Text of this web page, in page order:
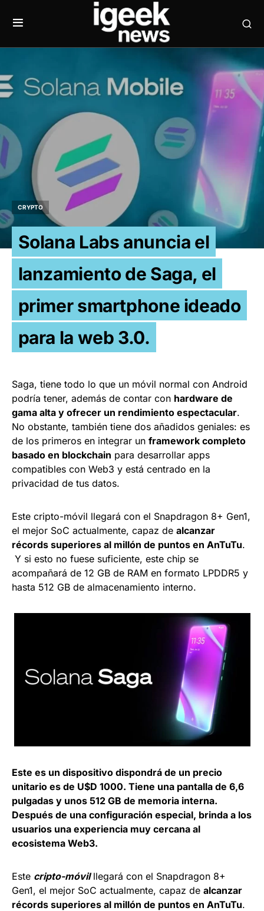
CRYPTO
Solana Labs anuncia el
lanzamiento de Saga, el
primer smartphone ideado
para la web 3.0.
Saga, tiene todo lo que un móvil normal con Android
podría tener, además de contar con hardware de
gama alta y ofrecer un rendimiento espectacular.
No obstante, también tiene dos añadidos geniales: es
de los primeros en integrar un framework completo
basado en blockchain para desarrollar apps
compatibles con Web3 y está centrado en la
privacidad de tus datos.
Este cripto-móvil llegará con el Snapdragon 8+ Gen1,
el mejor SoC actualmente, capaz de alcanzar
récords superiores al millón de puntos en AnTuTu.
Y si esto no fuese suficiente, este chip se
acompañará de 12 GB de RAM en formato LPDDR5 y
hasta 512 GB de almacenamiento interno.
Este es un dispositivo dispondrá de un precio
unitario es de U$D 1000. Tiene una pantalla de 6,6
pulgadas y unos 512 GB de memoria interna.
Después de una configuración especial, brinda a los
usuarios una experiencia muy cercana al
ecosistema Web3.
Este cripto-móvilllegará con el Snapdragon 8+
Gen1, el mejor SoC actualmente, capaz de alcanzar
récords superiores al millón de puntos en AnTuTu.